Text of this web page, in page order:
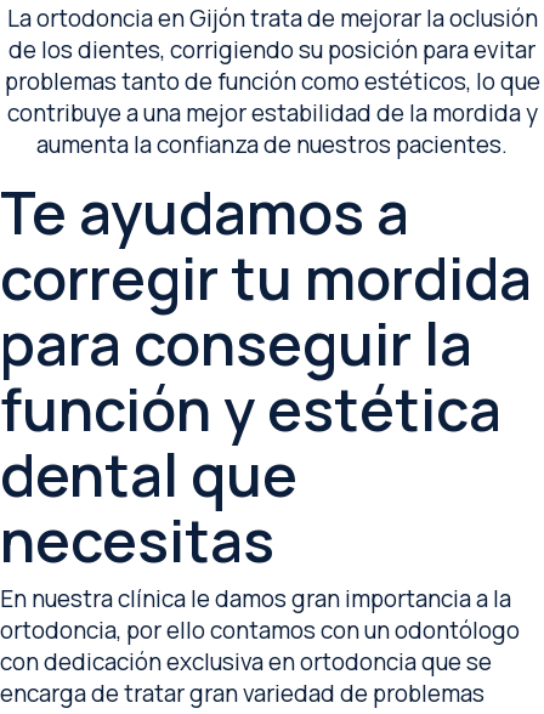
La ortodoncia en Gijón trata de mejorar la oclusión
de los dientes, corrigiendo su posición para evitar
problemas tanto de función como estéticos, lo que
contribuye a una mejor estabilidad de la mordida y
aumenta la confianza de nuestros pacientes.
Te ayudamos a
corregir tu mordida
para conseguir la
función y estética
dental que
necesitas
En nuestra clínica le damos gran importancia a la
ortodoncia, por ello contamos con un odontólogo
con dedicación exclusiva en ortodoncia que se
encarga de tratar gran variedad de problemas